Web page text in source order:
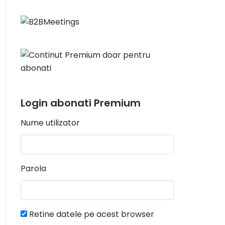
Login abonati Premium
Nume utilizator
Parola
Retine datele pe acest browser